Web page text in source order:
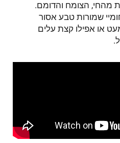
מהחי, הצומח והדומם.
שמורות טבע אסור
או אפילו קצת עלים